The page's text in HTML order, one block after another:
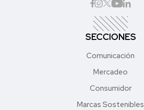
SECCIONES
Comunicación
Mercadeo
Consumidor
Marcas Sostenibles